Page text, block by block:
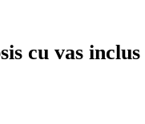
cu vas inclus